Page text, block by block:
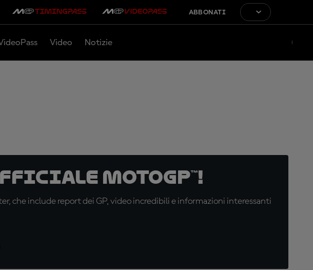
ABBONATI
Video Notizie
MotoGP™!
che include report dei GP, video incredibili e informazioni interessanti